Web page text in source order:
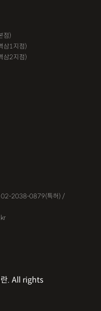
점)
1지점)
2지점)
02-2038-0879(특허) /
. All rights